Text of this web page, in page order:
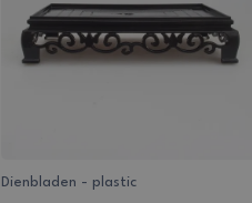
Dienbladen - plastic